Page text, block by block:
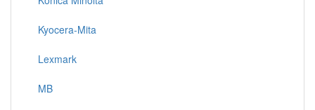
Kyocera-Mita
Lexmark
MB